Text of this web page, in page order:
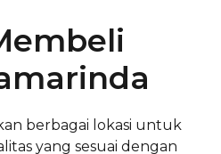
berbagai lokasi untuk
yang sesuai dengan